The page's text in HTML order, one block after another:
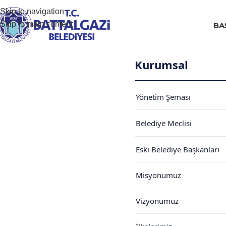
Skip to navigation
Skip to main content
Kurumsal
Yönetim Şeması
Belediye Meclisi
Meclis Üyeleri
Meclis Gündemi
Eski Belediye Başkanları
Misyonumuz
Vizyonumuz